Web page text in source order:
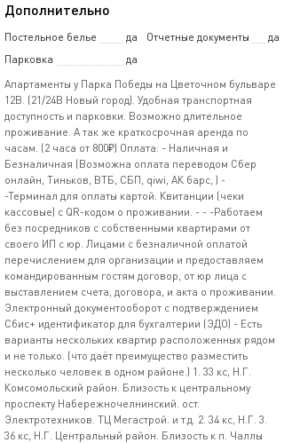
Дополнительно
Постельное белье да Отчетные документы
да
Парковка
да
Апартаменты у Парка Победы на Цветочном бульваре
12В. (21/24В Новый город). Удобная транспортная
доступность и парковки. Возможно длительное
проживание. А так же краткосрочная аренда по
часам. (2 часа от 800₽) Оплата: - Наличная и
Безналичная (Возможна оплата переводом Сбер
онлайн, Тиньков, ВТБ, СБП, qiwi, АК барс, ) -
-Терминал для оплаты картой. Квитанции (чеки
кассовые) с QR-кодом о проживании. - - -Работаем
без посредников с собственными квартирами от
своего ИП с юр. Лицами с безналичной оплатой
перечислением для организации и предоставляем
командированным гостям договор, от юр лица с
выставлением счета, договора, и акта о проживании.
Электронный документооборот с подтверждением
Сбис+ идентификатор для бухгалтерии (ЭДО) - Есть
варианты нескольких квартир расположенных рядом
и не только. (что даёт преимущество разместить
несколько человек в одном районе.) 1. 33 кс, Н.Г.
Комсомольский район. Близость к центральному
проспекту Набережночелнинский. ост.
Электротехников. ТЦ Мегастрой. и т.д. 2. 34 кс, Н.Г. 3.
36 кс, Н.Г. Центральный район. Близость к п. Чаллы